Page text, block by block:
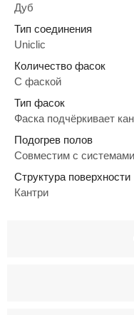
Дуб
Тип соединения
Uniclic
Количество фасок
C фаской
Тип фасок
Фаска подчёркивает
Подогрев полов
Совместим с
Структура поверхности
Кантри